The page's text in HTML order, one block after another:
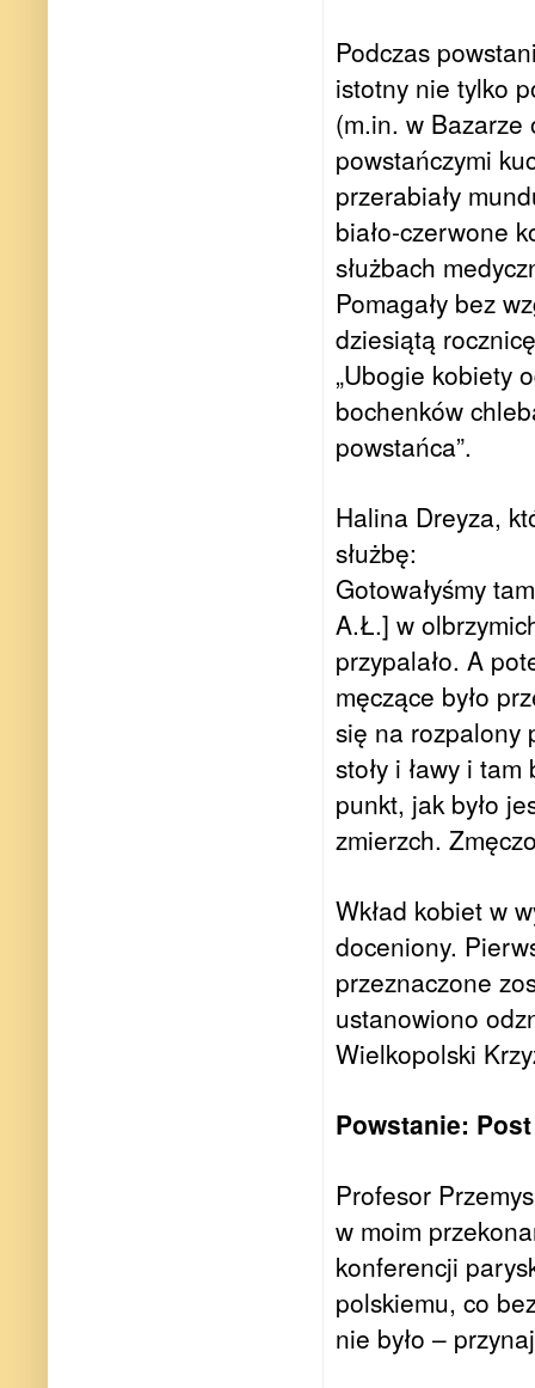
Podczas
istotny nie tylko
(m.in. w Bazarze
powstańczymi
przerabiały
biało-czerwone
służbach
Pomagały bez
dziesiątą
„Ubogie kobiety
bochenków
powstańca”.
Halina Dreyza,
służbę:
Gotowałyśmy
A.Ł.] w
przypalało. A
męczące było
się na rozpalony
stoły i ławy i
punkt, jak było
zmierzch.
Wkład kobiet w
doceniony.
przeznaczone
ustanowiono
Wielkopolski
Powstanie:
Profesor
w moim
konferencji
polskiemu, co
nie było –